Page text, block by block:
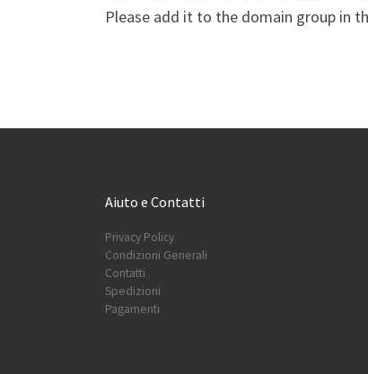
Please add it to the domain group in
Aiuto e Contatti
Privacy Policy
Condizioni Generali
Contatti
Spedizioni
Pagamenti